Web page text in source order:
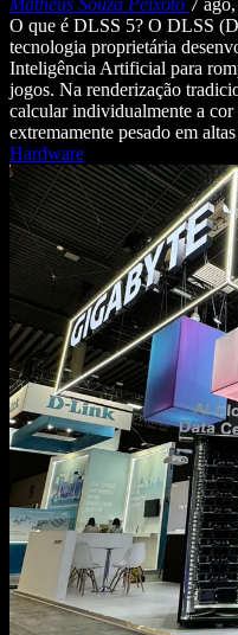
Matheus Souza Peixoto 7
O que é DLSS 5? O DLSS
tecnologia proprietária
Inteligência Artificial para
jogos. Na renderização
calcular individualmente a cor
extremamente pesado em
Hardware